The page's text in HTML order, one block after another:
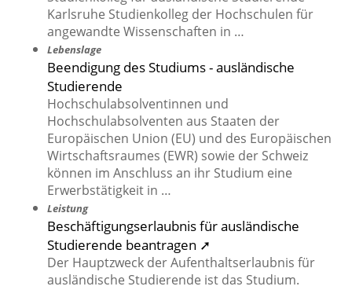
Karlsruhe Studienkolleg der Hochschulen für
angewandte Wissenschaften in …
Lebenslage
Beendigung des Studiums - ausländische
Studierende
Hochschulabsolventinnen und
Hochschulabsolventen aus Staaten der
Europäischen Union (EU) und des Europäischen
Wirtschaftsraumes (EWR) sowie der Schweiz
können im Anschluss an ihr Studium eine
Erwerbstätigkeit in …
Leistung
Beschäftigungserlaubnis für ausländische
Studierende beantragen ➚
Der Hauptzweck der Aufenthaltserlaubnis für
ausländische Studierende ist das Studium.